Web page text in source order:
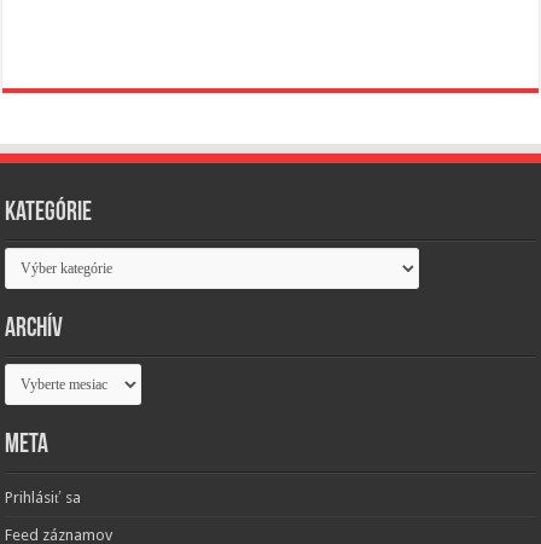
Kategórie
Kategórie
Archív
Archív
Meta
Prihlásiť sa
Feed záznamov